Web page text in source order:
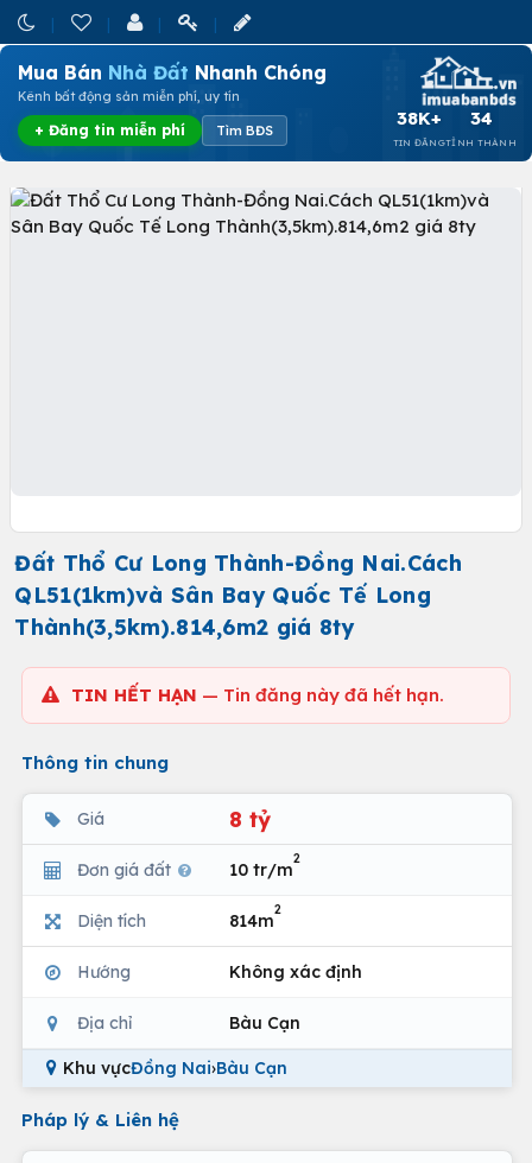
Mua Bán Nhà Đất Nhanh Chóng
Kênh bất động sản miễn phí, uy tín
+ Đăng tin miễn phí Tìm BĐS
38K+
TIN ĐĂNG
34
TỈNH THÀNH
Đất Thổ Cư Long Thành-Đồng Nai.Cách
QL51(1km)và Sân Bay Quốc Tế Long
Thành(3,5km).814,6m2 giá 8ty
TIN HẾT HẠN — Tin đăng này đã hết hạn.
Thông tin chung
Giá 8 tỷ
Đơn giá đất 10 tr/m
2
Diện tích 814m
2
Hướng Không xác định
Địa chỉ Bàu Cạn
Khu vựcĐồng Nai›Bàu Cạn
Pháp lý & Liên hệ